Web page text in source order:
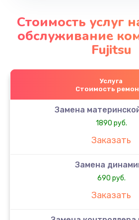
Стоимость услуг
обслуживание
Fujitsu
Услуга
Стоимость
Замена
1890 руб.
Заказать
Замена
690 руб.
Заказать